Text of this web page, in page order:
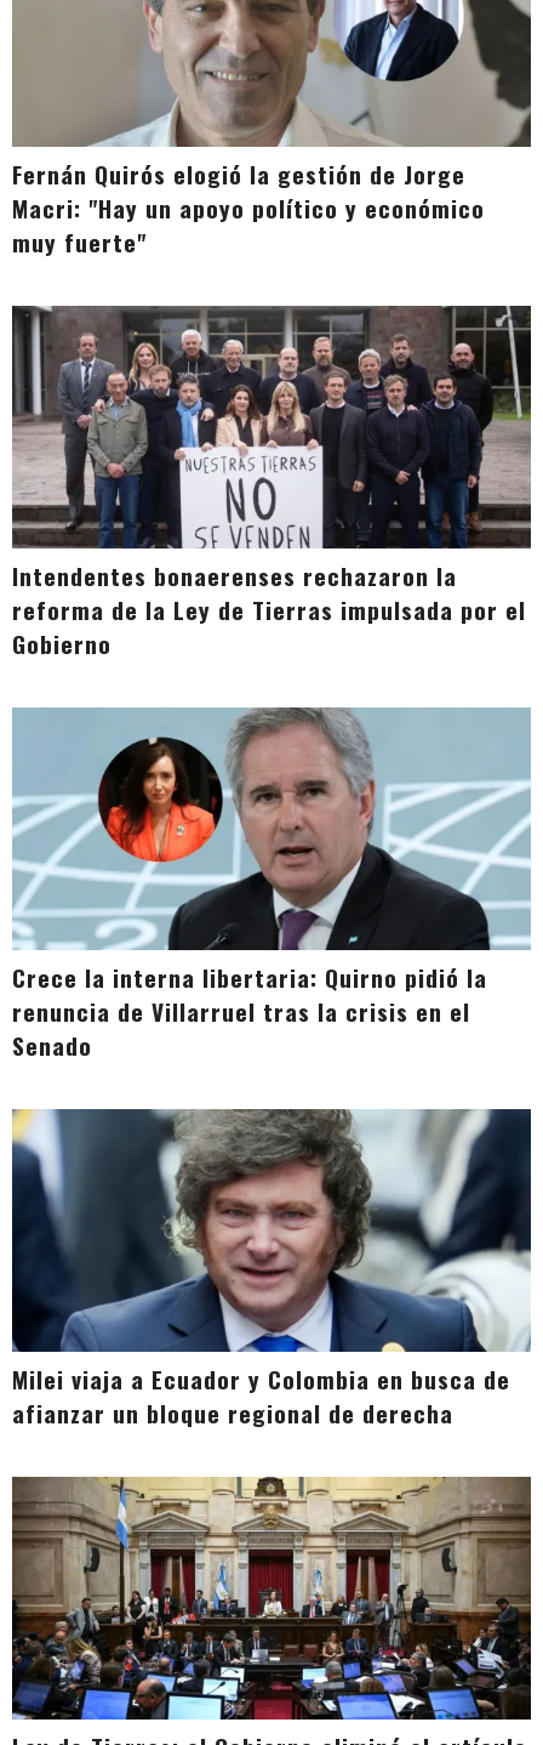
Fernán Quirós elogió la gestión de Jorge
Macri: "Hay un apoyo político y económico
muy fuerte"
Intendentes bonaerenses rechazaron la
reforma de la Ley de Tierras impulsada por el
Gobierno
Crece la interna libertaria: Quirno pidió la
renuncia de Villarruel tras la crisis en el
Senado
Milei viaja a Ecuador y Colombia en busca de
afianzar un bloque regional de derecha